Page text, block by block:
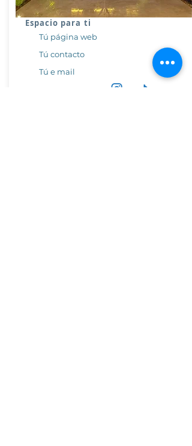
Espacio para ti
Tú página web
Tú contacto
Tú e mail